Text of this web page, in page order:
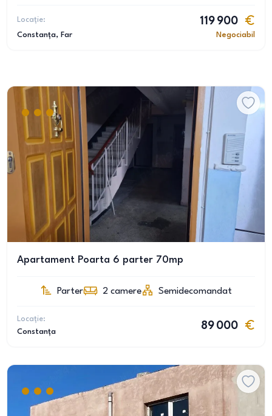
Locație:
Constanța, Far
119 900
Negociabil
Apartament Poarta 6 parter 70mp
Parter 2 camere Semidecomandat
Locație:
Constanța
89 000